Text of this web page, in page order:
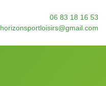
06 83 18 16 53
horizonsportloisirs@gmail.com